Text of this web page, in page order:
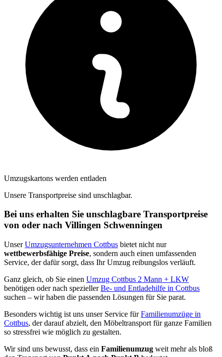
Umzugskartons werden entladen
Unsere Transportpreise sind unschlagbar.
Bei uns erhalten Sie unschlagbare Transportpreise
von oder nach Villingen Schwenningen⁠
UnserUmzugsunternehmen Cottbus bietet nicht nur
wettbewerbsfähige Preise, sondern auch einen umfassenden
Service, der dafür sorgt, dass Ihr Umzug reibungslos verläuft.
Ganz gleich, ob Sie einen Umzug Cottbus 2 Mann + LKW
benötigen oder nach speziellerBe- und Entladehilfe in Cottbus
suchen – wir haben die passenden Lösungen für Sie parat.
Besonders wichtig ist uns unser Service fürFamilienumzüge in
Cottbus, der darauf abzielt, den Möbeltransport für ganze Familien
so stressfrei wie möglich zu gestalten.
Wir sind uns bewusst, dass ein Familienumzug weit mehr als bloß